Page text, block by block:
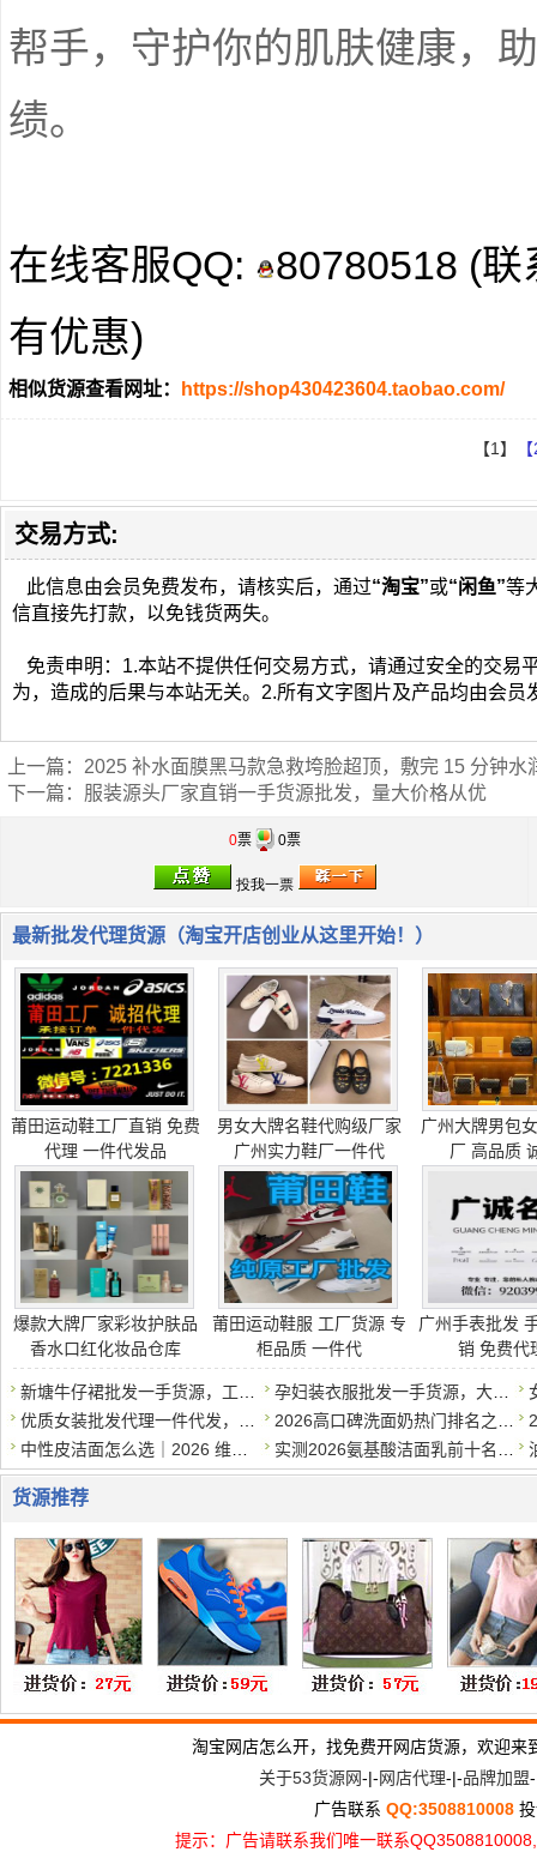
帮手，守护你的肌肤健康，
绩。
在线客服QQ:
80780518 (联
有优惠)
相似货源查看网址： https://shop430423604.taobao.com/
【1】
交易方式:
此信息由会员免费发布，请核实后，通过“淘宝”或“闲鱼”等
信直接先打款，以免钱货两失。
免责申明：1.本站不提供任何交易方式，请通过安全的交易
为，造成的后果与本站无关。2.所有文字图片及产品均由会
上一篇： 2025 补水面膜黑马款急救垮脸超顶，敷完 15 分钟水
下一篇： 服装源头厂家直销一手货源批发，量大价格从优
0票 0票
最新批发代理货源（淘宝开店创业从这里开始！）
莆田运动鞋工厂直销 免费
代理 一件代发品
男女大牌名鞋代购级厂家
广州实力鞋厂一件代
广州大牌男包
厂 高品质
爆款大牌厂家彩妆护肤品
香水口红化妆品仓库
莆田运动鞋服 工厂货源 专
柜品质 一件代
广州手表批发
销 免费代
货源推荐
淘宝网店怎么开，找免费开网店货源，欢迎
关于53货源网-|-网店代理-|-品牌加盟
广告联系 QQ:3508810008
提示：广告请联系我们唯一联系